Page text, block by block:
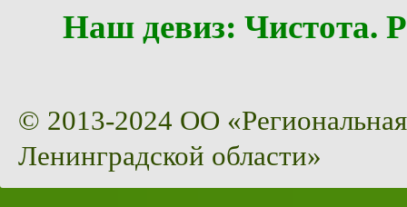
Наш девиз:
© 2013-2024 ОО
Ленинградской области»